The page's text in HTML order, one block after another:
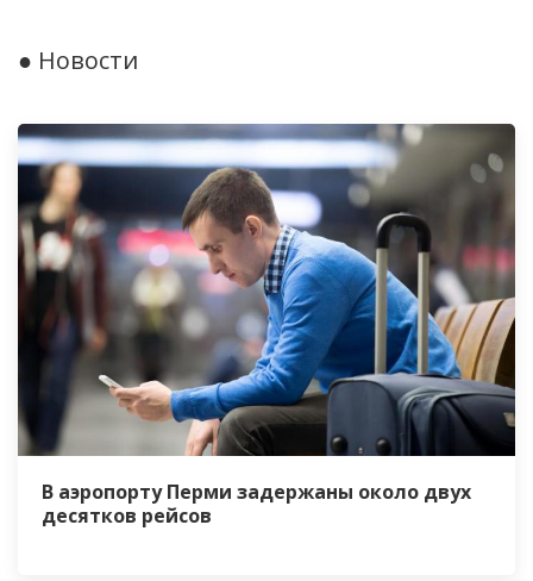
● Новости
В аэропорту Перми задержаны около двух
десятков рейсов